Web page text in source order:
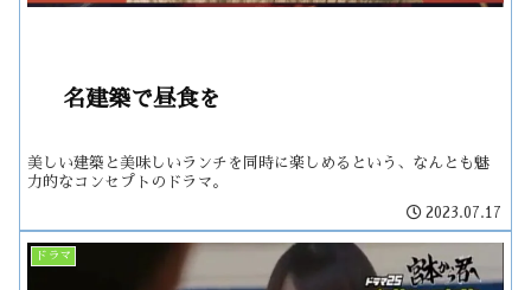
名建築で昼食を
美しい建築と美味しいランチを同時に楽しめるという、なんとも魅
力的なコンセプトのドラマ。
2023.07.17
ドラマ